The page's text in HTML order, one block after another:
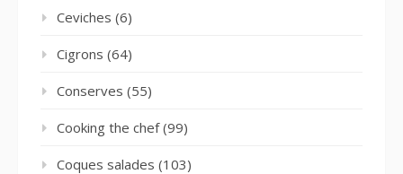
Ceviches (6)
Cigrons (64)
Conserves (55)
Cooking the chef(99)
Coques salades (103)